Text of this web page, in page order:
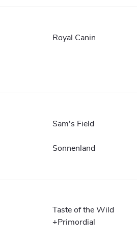
Royal Canin
Sam's Field
Sonnenland
Taste of the Wild
+Primordial